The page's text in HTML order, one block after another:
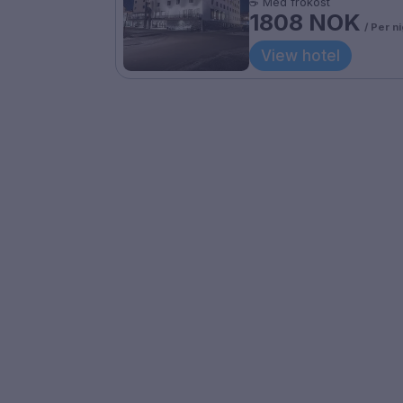
1808 NOK / Per
View hotel